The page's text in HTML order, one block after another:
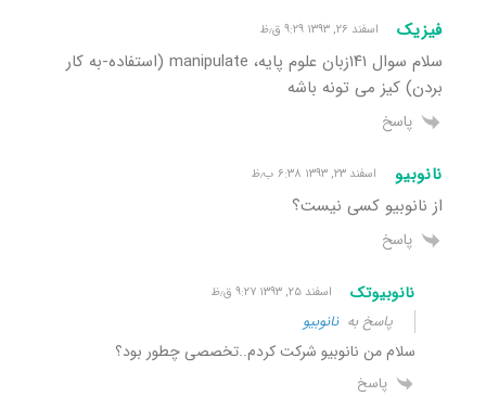
فیزیک اسفند ۲۶, ۱۳۹۳ ۹:۲۹ ق٫ظ
سلام سوال ۱۴۱زبان علوم پایه، manipulate (استفاده-به کار
بردن) کیز می تونه باشه
پاسخ
نانوبیو اسفند ۲۳, ۱۳۹۳ ۶:۳۸ ب٫ظ
از نانوبیو کسی نیست؟
پاسخ
نانوبیوتک اسفند ۲۵, ۱۳۹۳ ۹:۲۷ ق٫ظ
پاسخ بهنانوبیو
سلام من نانوبیو شرکت کردم..تخصصی چطور بود؟
پاسخ